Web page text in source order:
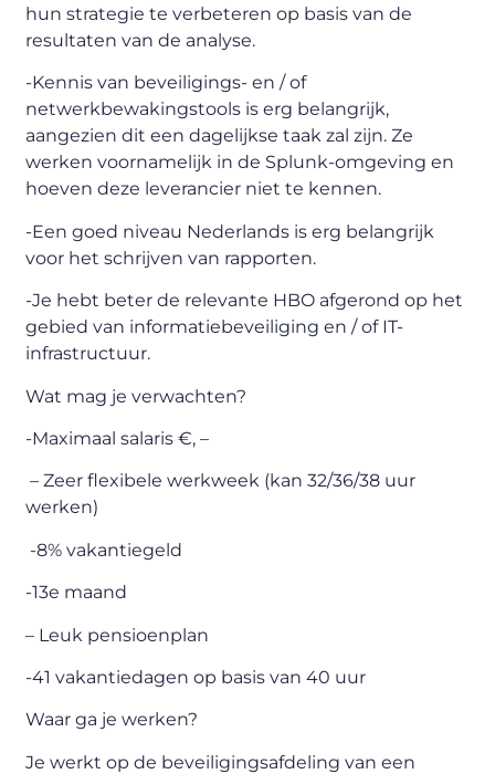
hun strategie te verbeteren op basis van de
resultaten van de analyse.
-Kennis van beveiligings- en / of
netwerkbewakingstools is erg belangrijk,
aangezien dit een dagelijkse taak zal zijn. Ze
werken voornamelijk in de Splunk-omgeving en
hoeven deze leverancier niet te kennen.
-Een goed niveau Nederlands is erg belangrijk
voor het schrijven van rapporten.
-Je hebt beter de relevante HBO afgerond op het
gebied van informatiebeveiliging en / of IT-
infrastructuur.
Wat mag je verwachten?
-Maximaal salaris €, –
– Zeer flexibele werkweek (kan 32/36/38 uur
werken)
-8% vakantiegeld
-13e maand
– Leuk pensioenplan
-41 vakantiedagen op basis van 40 uur
Waar ga je werken?
Je werkt op de beveiligingsafdeling van een